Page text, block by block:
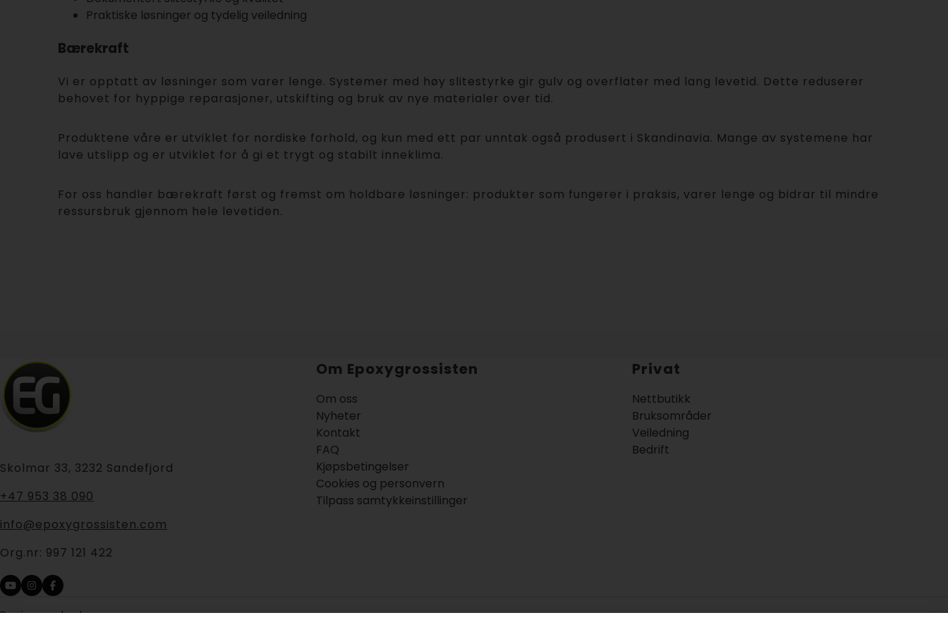
Praktiske løsninger og tydelig veiledning
Bærekraft
Vi er opptatt av løsninger som varer lenge. Systemer med høy slitestyrke gir gulv og overflater med lang levetid. Dette reduserer
behovet for hyppige reparasjoner, utskifting og bruk av nye materialer over tid.
Produktene våre er utviklet for nordiske forhold, og kun med ett par unntak også produsert i Skandinavia. Mange av systemene har
lave utslipp og er utviklet for å gi et trygt og stabilt inneklima.
For oss handler bærekraft først og fremst om holdbare løsninger: produkter som fungerer i praksis, varer lenge og bidrar til mindre
ressursbruk gjennom hele levetiden.
Skolmar 33, 3232 Sandefjord
+47 953 38 090
info@epoxygrossisten.com
Org.nr: 997 121 422
Om Epoxygrossisten
Om oss
Nyheter
Kontakt
FAQ
Kjøpsbetingelser
Cookies og personvern
Tilpass samtykkeinstillinger
Privat
Nettbutikk
Bruksområder
Veiledning
Bedrift
Design og kode: